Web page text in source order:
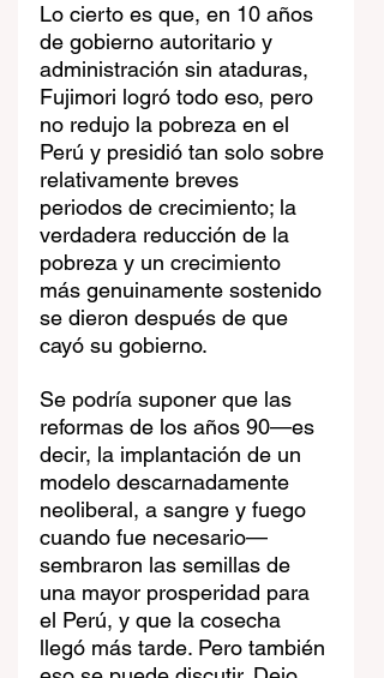
Lo cierto es que, en 10 años
de gobierno autoritario y
administración sin ataduras,
Fujimori logró todo eso, pero
no redujo la pobreza en el
Perú y presidió tan solo sobre
relativamente breves
periodos de crecimiento; la
verdadera reducción de la
pobreza y un crecimiento
más genuinamente sostenido
se dieron después de que
cayó su gobierno.
Se podría suponer que las
reformas de los años 90—es
decir, la implantación de un
modelo descarnadamente
neoliberal, a sangre y fuego
cuando fue necesario—
sembraron las semillas de
una mayor prosperidad para
el Perú, y que la cosecha
llegó más tarde. Pero también